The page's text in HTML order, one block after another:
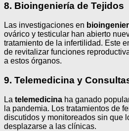
8. Bioingeniería de Tejidos
Las investigaciones en
ovárico y testicular han abierto
tratamiento de la infertilidad. Este
de revitalizar funciones
a estos órganos.
9. Telemedicina y
La telemedicina ha ganado
la pandemia. Los tratamientos de
discutidos y monitoreados sin que
desplazarse a las clínicas.